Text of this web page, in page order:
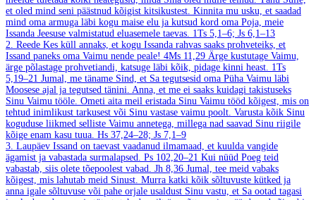
et oled mind seni päästnud kõigist kitsikustest. Kinnita mu usku, et saadad
mind oma armuga läbi kogu maise elu ja kutsud kord oma Poja, meie
Issanda Jeesuse valmistatud eluasemele taevas. 1Ts 5,1–6; Js 6,1–13
2. Reede Kes küll annaks, et kogu Issanda rahvas saaks prohveteiks, et
Issand paneks oma Vaimu nende peale! 4Ms 11,29 Ärge kustutage Vaimu,
ärge põlastage prohvetiandi, katsuge läbi kõik, pidage kinni heast. 1Ts
5,19–21 Jumal, me täname Sind, et Sa tegutsesid oma Püha Vaimu läbi
Moosese ajal ja tegutsed tänini. Anna, et me ei saaks kuidagi takistuseks
Sinu Vaimu tööle. Ometi aita meil eristada Sinu Vaimu tööd kõigest, mis on
tehtud inimlikust tarkusest või Sinu vastase vaimu poolt. Varusta kõik Sinu
koguduse liikmed selliste Vaimu annetega, millega nad saavad Sinu riigile
kõige enam kasu tuua. Hs 37,24–28; Js 7,1–9
3. Laupäev Issand on taevast vaadanud ilmamaad, et kuulda vangide
ägamist ja vabastada surmalapsed. Ps 102,20–21 Kui nüüd Poeg teid
vabastab, siis olete tõepoolest vabad. Jh 8,36 Jumal, tee meid vabaks
kõigest, mis lahutab meid Sinust. Murra katki kõik sõltuvuste kütked ja
anna igale sõltuvuse või pahe orjale usaldust Sinu vastu, et Sa ootad tagasi